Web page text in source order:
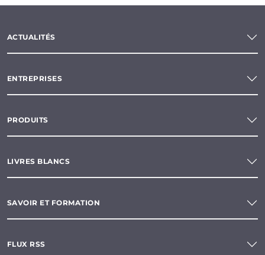
ACTUALITÉS
ENTREPRISES
PRODUITS
LIVRES BLANCS
SAVOIR ET FORMATION
FLUX RSS